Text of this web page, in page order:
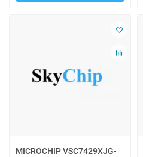
MICROCHIP VSC7429XJG-